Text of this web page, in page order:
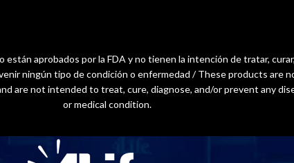
están aprobados por la FDA y no tienen la intención de tratar, curar,
ningún tipo de condición o enfermedad / These products are
are not intended to treat, cure, diagnose, and/or prevent any
or medical condition.